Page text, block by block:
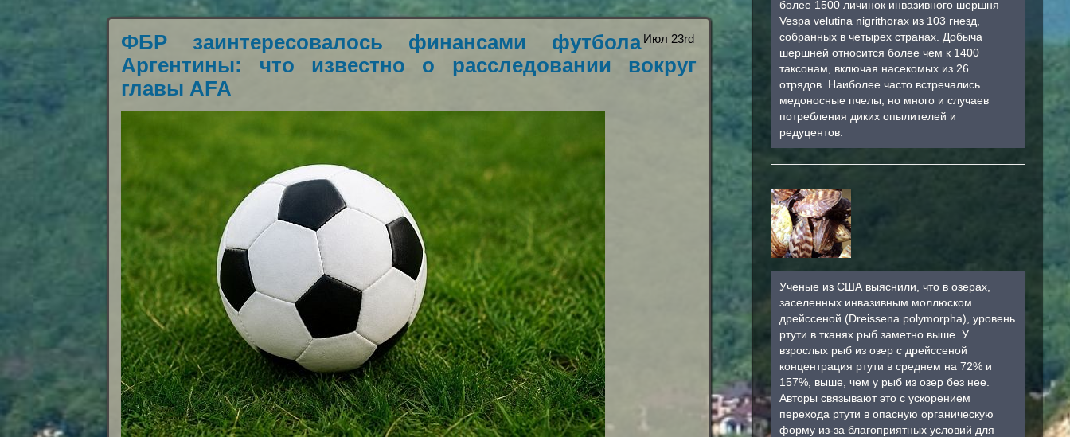
Июл 23rd
ФБР заинтересовалось финансами футбола
Аргентины: что известно о расследовании вокруг
главы AFA
более 1500 личинок инвазивного шершня
Vespa velutina nigrithorax из 103 гнезд,
собранных в четырех странах. Добыча
шершней относится более чем к 1400
таксонам, включая насекомых из 26
отрядов. Наиболее часто встречались
медоносные пчелы, но много и случаев
потребления диких опылителей и
редуцентов.
Ученые из США выяснили, что в озерах,
заселенных инвазивным моллюском
дрейссеной (Dreissena polymorpha), уровень
ртути в тканях рыб заметно выше. У
взрослых рыб из озер с дрейссеной
концентрация ртути в среднем на 72% и
157%, выше, чем у рыб из озер без нее.
Авторы связывают это с ускорением
перехода ртути в опасную органическую
форму из-за благоприятных условий для